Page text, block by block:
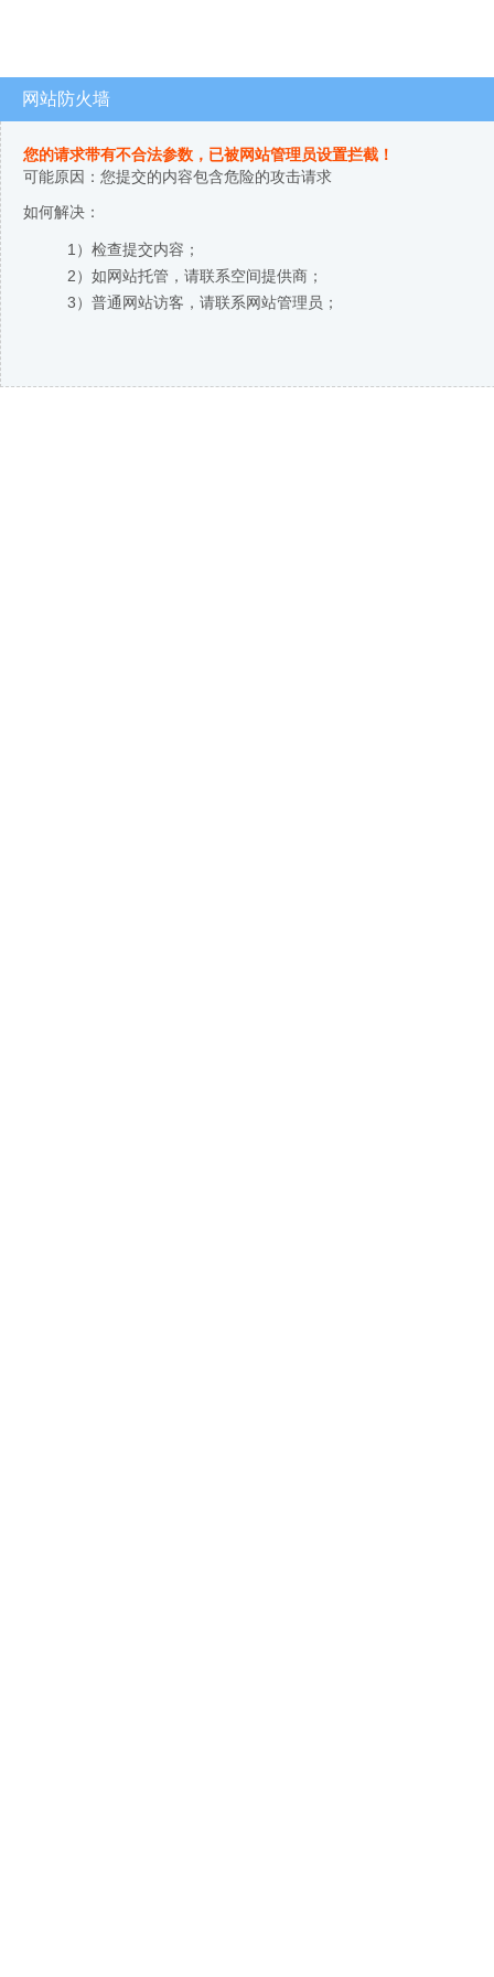
网站防火墙
您的请求带有不合法参数，已被网站管理员设置拦截！
可能原因：您提交的内容包含危险的攻击请求
如何解决：
1）检查提交内容；
2）如网站托管，请联系空间提供商；
3）普通网站访客，请联系网站管理员；